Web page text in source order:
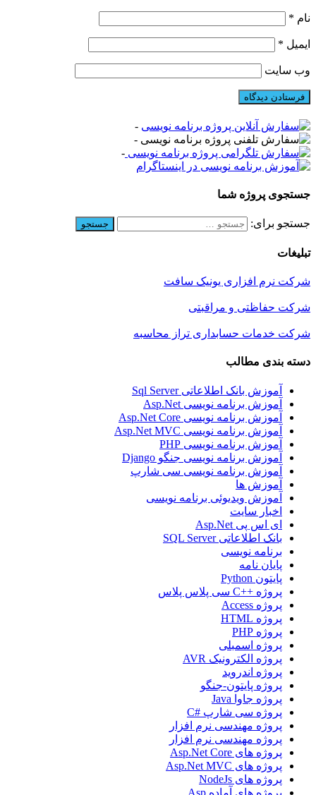
نام *
ایمیل *
وب‌ سایت
-
-
-
جستجوی پروژه شما
جستجو برای:
تبلیغات
شرکت نرم افزاری یونیک سافت
شرکت حفاظتی و مراقبتی
شرکت خدمات حسابداری تراز محاسبه
دسته بندی مطالب
آموزش بانک اطلاعاتی Sql Server
آموزش برنامه نویسی Asp.Net
آموزش برنامه نویسی Asp.Net Core
آموزش برنامه نویسی Asp.Net MVC
آموزش برنامه نویسی PHP
آموزش برنامه نویسی جنگو Django
آموزش برنامه نویسی سی شارپ
آموزش ها
آموزش ویدیوئی برنامه نویسی
اخبار سایت
ای اس پی Asp.Net
بانک اطلاعاتی SQL Server
برنامه نویسی
پایان نامه
پایتون Python
پروژه ++C سی پلاس پلاس
پروژه Access
پروژه HTML
پروژه PHP
پروژه اسمبلی
پروژه الکترونیک AVR
پروژه اندروید
پروژه پایتون-جنگو
پروژه جاوا Java
پروژه سی شارپ #C
پروژه مهندسی نرم افزار
پروژه مهندسی نرم افزار
پروژه های Asp.Net Core
پروژه های Asp.Net MVC
پروژه های NodeJs
پروژه های آماده Asp